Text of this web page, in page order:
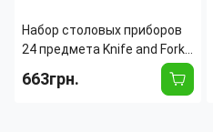
Набор столовых приборов
24 предмета Knife and Fork
нержавеющей стали
663грн.